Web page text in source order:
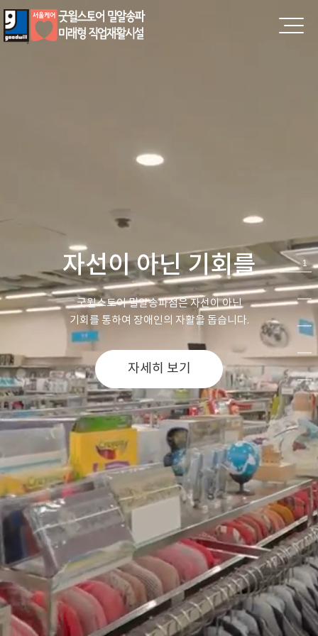
자선이 아닌 기회를
굿윌스토어 밀알송파점은 자선이 아닌
기회를 통하여 장애인의 자활을 돕습니다.
자세히 보기
1